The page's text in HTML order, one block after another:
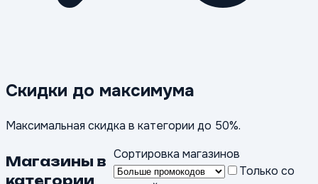
Скидки до максимума
Максимальная скидка в категории до 50%.
Магазины в
категории
Сортировка магазинов
Только со